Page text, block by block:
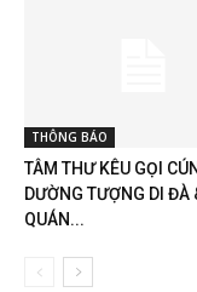
THÔNG BÁO
TÂM THƯ KÊU GỌI
DƯỜNG TƯỢNG DI ĐÀ
QUÁN...